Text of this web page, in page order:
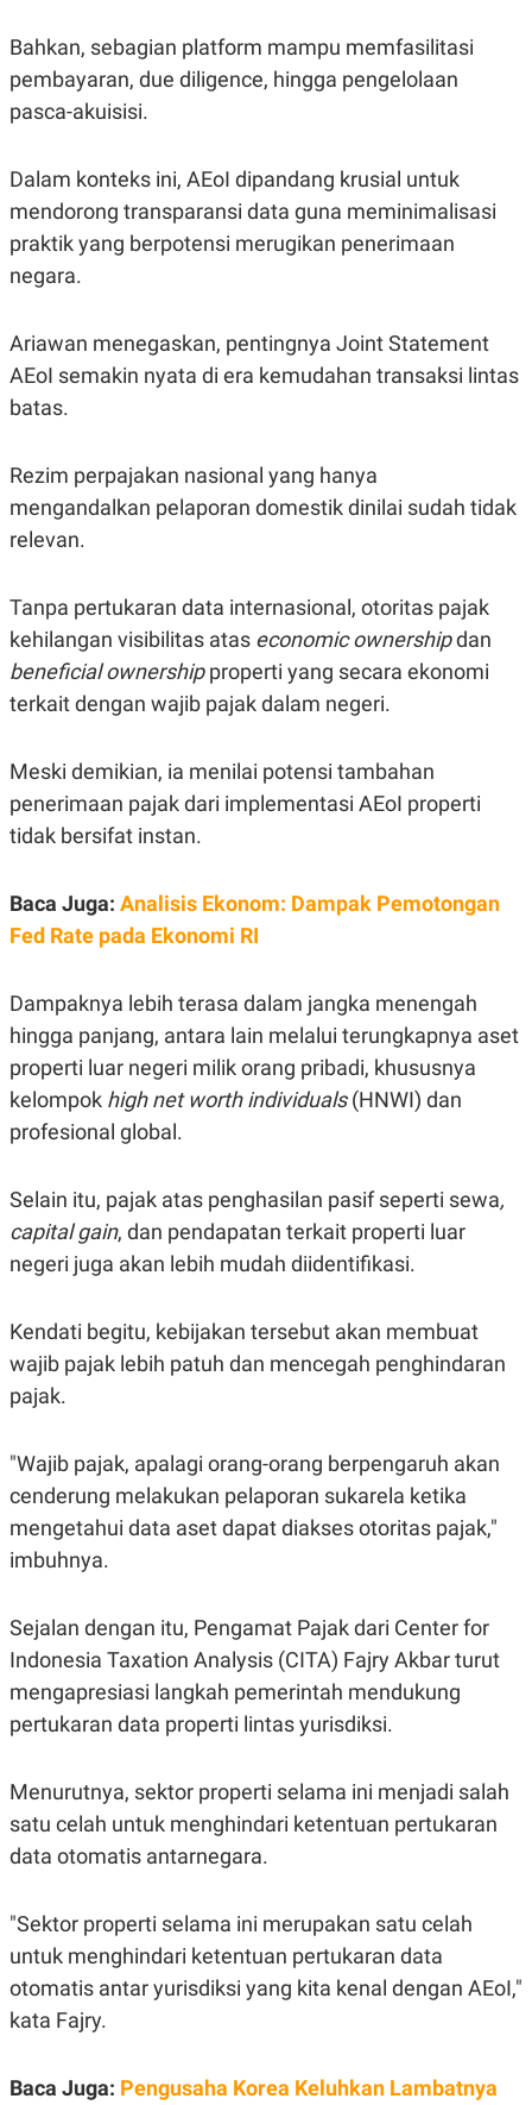
T
A
A
E
N
T
N
V
P
S
S
JARINGAN
K
A
N
A
C
M
Y
P
S
R
E
L
E
.
I
D
L
G
A
N
A
T
A
K
K
R
J
A
E
E
N
P
A
P
R
D
E
T
I
S
I
K
M
E
D
.
D
SITEMAPPROFILETERM
OF
USE
PEDOMAN
PEMBERITAAN
SIBER
Bahkan, sebagian platform mampu memfasilitasi
pembayaran, due diligence, hingga pengelolaan
pasca-akuisisi.
Dalam konteks ini, AEoI dipandang krusial untuk
mendorong transparansi data guna meminimalisasi
praktik yang berpotensi merugikan penerimaan
negara.
Ariawan menegaskan, pentingnya Joint Statement
AEoI semakin nyata di era kemudahan transaksi lintas
batas.
Rezim perpajakan nasional yang hanya
mengandalkan pelaporan domestik dinilai sudah tidak
relevan.
Tanpa pertukaran data internasional, otoritas pajak
kehilangan visibilitas atas economic ownershipdan
beneficial ownershipproperti yang secara ekonomi
terkait dengan wajib pajak dalam negeri.
Meski demikian, ia menilai potensi tambahan
penerimaan pajak dari implementasi AEoI properti
tidak bersifat instan.
Baca Juga: Analisis Ekonom: Dampak Pemotongan
Fed Rate pada Ekonomi RI
Dampaknya lebih terasa dalam jangka menengah
hingga panjang, antara lain melalui terungkapnya aset
properti luar negeri milik orang pribadi, khususnya
kelompok high net worth individuals(HNWI) dan
profesional global.
Selain itu, pajak atas penghasilan pasif seperti sewa,
capital gain, dan pendapatan terkait properti luar
negeri juga akan lebih mudah diidentifikasi.
Kendati begitu, kebijakan tersebut akan membuat
wajib pajak lebih patuh dan mencegah penghindaran
pajak.
"Wajib pajak, apalagi orang-orang berpengaruh akan
cenderung melakukan pelaporan sukarela ketika
mengetahui data aset dapat diakses otoritas pajak,"
imbuhnya.
Sejalan dengan itu, Pengamat Pajak dari Center for
Indonesia Taxation Analysis (CITA) Fajry Akbar turut
mengapresiasi langkah pemerintah mendukung
pertukaran data properti lintas yurisdiksi.
Menurutnya, sektor properti selama ini menjadi salah
satu celah untuk menghindari ketentuan pertukaran
data otomatis antarnegara.
"Sektor properti selama ini merupakan satu celah
untuk menghindari ketentuan pertukaran data
otomatis antar yurisdiksi yang kita kenal dengan AEoI,"
kata Fajry.
Baca Juga: Pengusaha Korea Keluhkan Lambatnya